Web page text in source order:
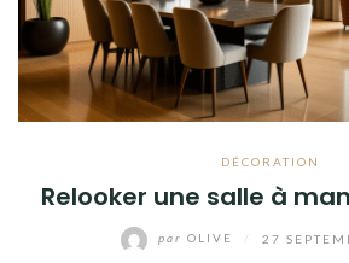
DÉCORATION
Relooker une salle à
par OLIVE 27